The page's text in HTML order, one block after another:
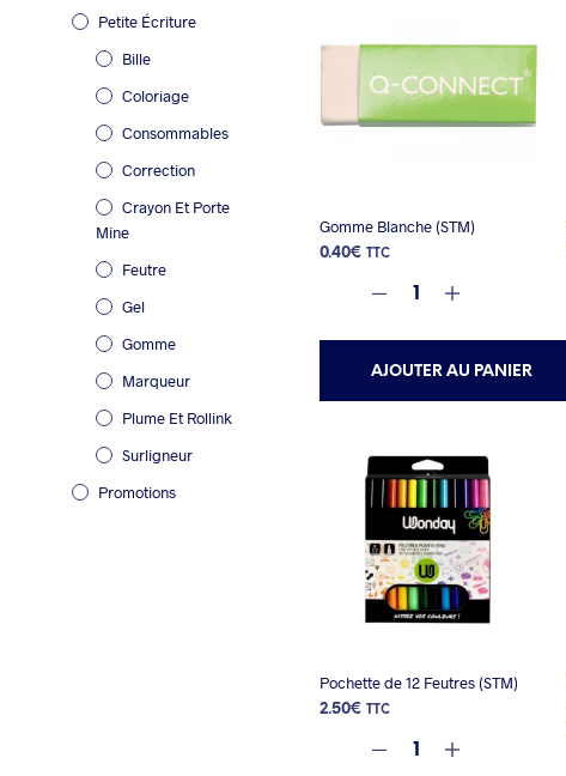
Petite Écriture
Bille
Coloriage
Consommables
Correction
Crayon Et Porte
Mine
Feutre
Gel
Gomme
Marqueur
Plume Et Rollink
Surligneur
Promotions
Gomme Blanche (STM)
0.40€ TTC
AJOUTER AU PANIER
Pochette de 12 Feutres (STM)
2.50€ TTC